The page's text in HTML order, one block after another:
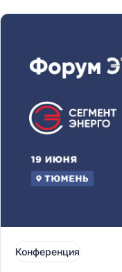
Конференция